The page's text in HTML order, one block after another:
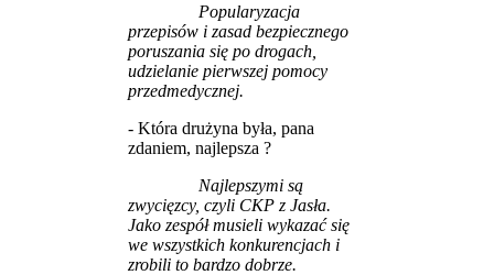
Popularyzacja
przepisów i zasad bezpiecznego
poruszania się po drogach,
udzielanie pierwszej pomocy
przedmedycznej.
- Która drużyna była, pana
zdaniem, najlepsza ?
Najlepszymi są
zwycięzcy, czyli CKP z Jasła.
Jako zespół musieli wykazać się
we wszystkich konkurencjach i
zrobili to bardzo dobrze.